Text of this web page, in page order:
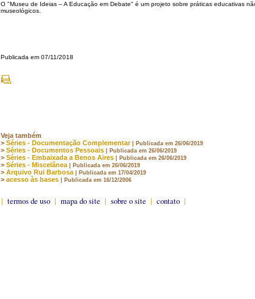
O "Museu de Ideias – A Educação em Debate" é um projeto sobre práticas educativas
museológicos.
Publicada em 07/11/2018
Veja também
> Séries - Documentação Complementar | Publicada em 26/06/2019
> Séries - Documentos Pessoais | Publicada em 26/06/2019
> Séries - Embaixada a Benos Aires | Publicada em 26/06/2019
> Séries - Miscelânea | Publicada em 26/06/2019
> Arquivo Rui Barbosa | Publicada em 17/04/2019
> acesso às bases | Publicada em 16/12/2006
| termos de uso | mapa do site | sobre o site | contato |